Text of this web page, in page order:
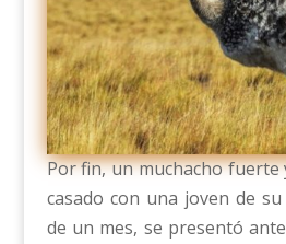
Por fin, un muchacho fuerte
casado con una joven de
de un mes, se presentó